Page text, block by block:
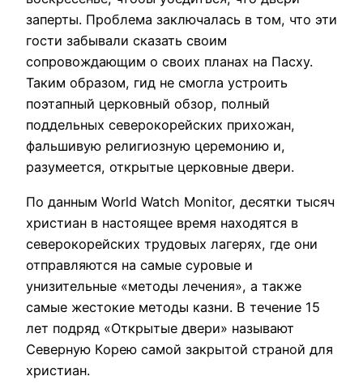
заперты. Проблема заключалась в том, что эти
гости забывали сказать своим
сопровождающим о своих планах на Пасху.
Таким образом, гид не смогла устроить
поэтапный церковный обзор, полный
поддельных северокорейских прихожан,
фальшивую религиозную церемонию и,
разумеется, открытые церковные двери.
По данным World Watch Monitor, десятки тысяч
христиан в настоящее время находятся в
северокорейских трудовых лагерях, где они
отправляются на самые суровые и
унизительные «методы лечения», а также
самые жестокие методы казни. В течение 15
лет подряд «Открытые двери» называют
Северную Корею самой закрытой страной для
христиан.